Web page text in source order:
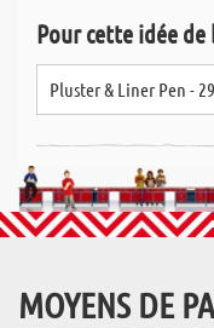
Pour cette idée
Pluster & Liner Pen -
MOYENS DE